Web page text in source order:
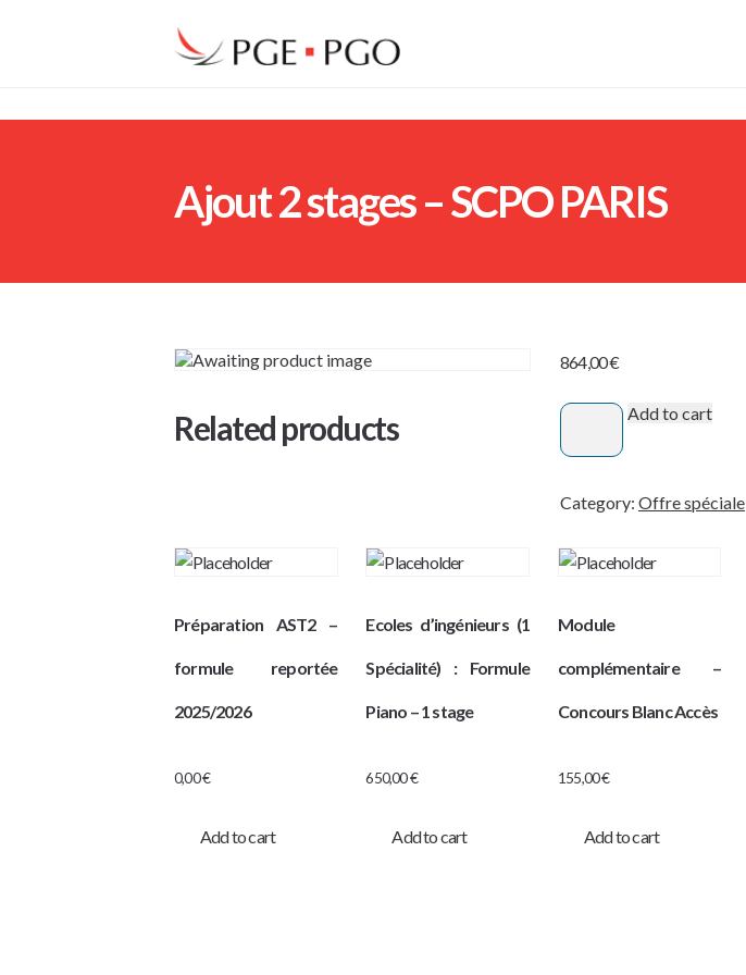
Ajout 2 stages – SCPO PARIS
864,00€
Ajout
2
-
PARIS
Add to cart
Category: Offre spéciale
Related products
Préparation AST2 –
formule reportée
2025/2026
0,00€
Add to cart
Ecoles d’ingénieurs (1
Spécialité) : Formule
Piano – 1 stage
650,00€
Add to cart
Module
complémentaire –
Concours Blanc Accès
155,00€
Add to cart